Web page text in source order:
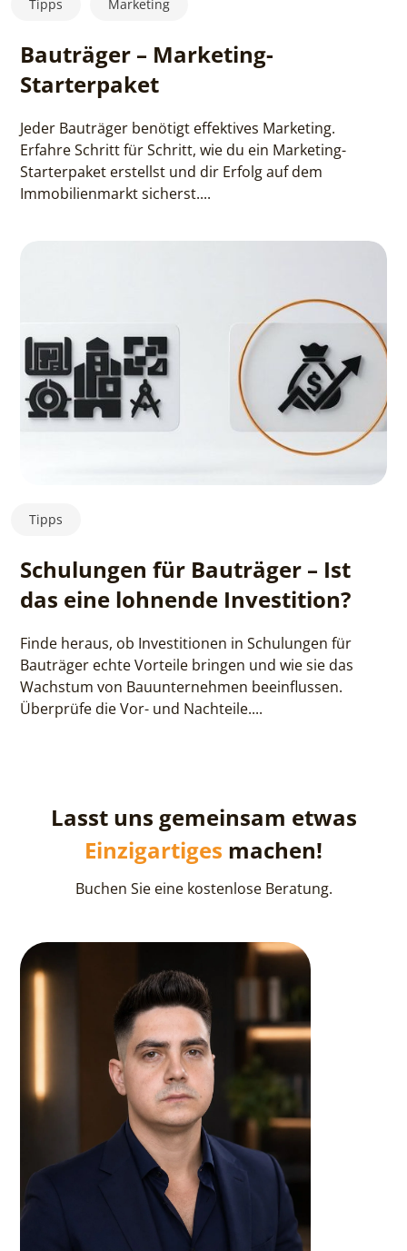
Tipps Marketing
Bauträger – Marketing-
Starterpaket
Jeder Bauträger benötigt effektives Marketing.
Erfahre Schritt für Schritt, wie du ein Marketing-
Starterpaket erstellst und dir Erfolg auf dem
Immobilienmarkt sicherst....
Tipps
Schulungen für Bauträger – Ist
das eine lohnende Investition?
Finde heraus, ob Investitionen in Schulungen für
Bauträger echte Vorteile bringen und wie sie das
Wachstum von Bauunternehmen beeinflussen.
Überprüfe die Vor- und Nachteile....
Lasst uns gemeinsam etwas
Einzigartiges machen!
Buchen Sie eine kostenlose Beratung.